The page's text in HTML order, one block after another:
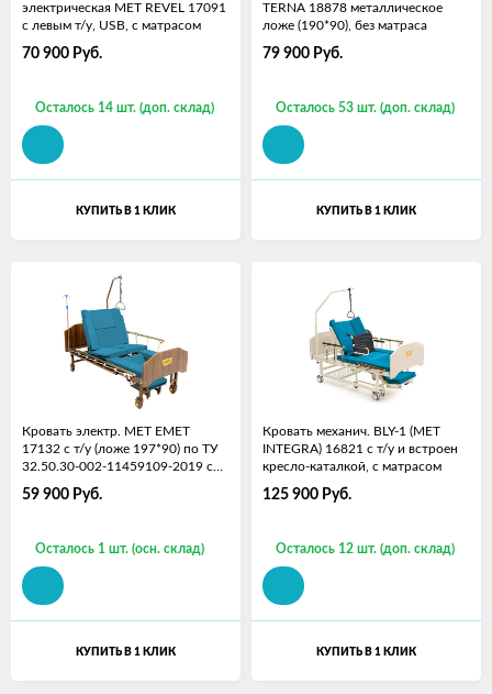
электрическая МЕТ REVEL 17091
с левым т/у, USB, с матрасом
70 900 Руб.
Осталось 14 шт. (доп. склад)
КУПИТЬ В 1 КЛИК
TERNA 18878 металлическое
ложе (190*90), без матраса
79 900 Руб.
Осталось 53 шт. (доп. склад)
КУПИТЬ В 1 КЛИК
Кровать электр. MET EMET
17132 с т/у (ложе 197*90) по ТУ
32.50.30-002-11459109-2019 с
59 900 Руб.
Осталось 1 шт. (осн. склад)
КУПИТЬ В 1 КЛИК
Кровать механич. BLY-1 (МЕТ
INTEGRA) 16821 с т/у и встроен
кресло-каталкой, с матрасом
125 900 Руб.
Осталось 12 шт. (доп. склад)
КУПИТЬ В 1 КЛИК